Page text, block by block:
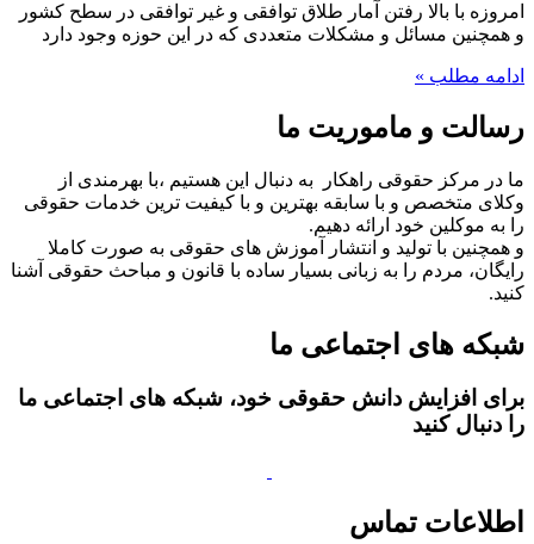
امروزه با بالا رفتن آمار طلاق توافقی و غیر توافقی در سطح کشور
و همچنین مسائل و مشکلات متعددی که در این حوزه وجود دارد
ادامه مطلب »
رسالت و ماموریت ما
ما در مرکز حقوقی راهکار به دنبال این هستیم ،با بهرمندی از
وکلای متخصص و با سابقه بهترین و با کیفیت ترین خدمات حقوقی
را به موکلین خود ارائه دهیم.
و همچنین با تولید و انتشار آموزش های حقوقی به صورت کاملا
رایگان، مردم را به زبانی بسیار ساده با قانون و مباحث حقوقی آشنا
کنید.
شبکه های اجتماعی ما
برای افزایش دانش حقوقی خود، شبکه های اجتماعی ما
را دنبال کنید
اطلاعات تماس